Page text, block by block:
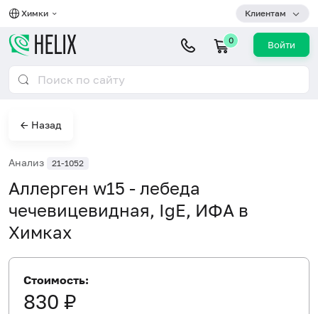
Химки Клиентам
0 Войти
← Назад
Анализ 21-1052
Аллерген w15 - лебеда
чечевицевидная, IgE, ИФА в
Химках
Стоимость:
830 ₽